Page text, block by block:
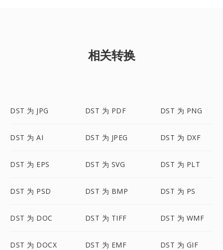
相关转换
DST 为 JPG DST 为 PDF DST 为 PNG
DST 为 AI DST 为 JPEG DST 为 DXF
DST 为 EPS DST 为 SVG DST 为 PLT
DST 为 PSD DST 为 BMP DST 为 PS
DST 为 DOC DST 为 TIFF DST 为 WMF
DST 为 DOCX DST 为 EMF DST 为 GIF